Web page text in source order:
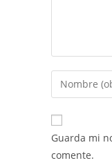
Guarda mi
comente.